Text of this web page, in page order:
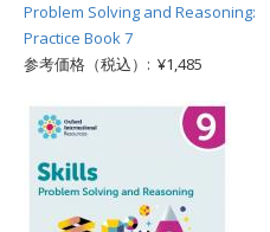
Problem Solving and Reasoning:
Practice Book 7
参考価格（税込）: ¥1,485